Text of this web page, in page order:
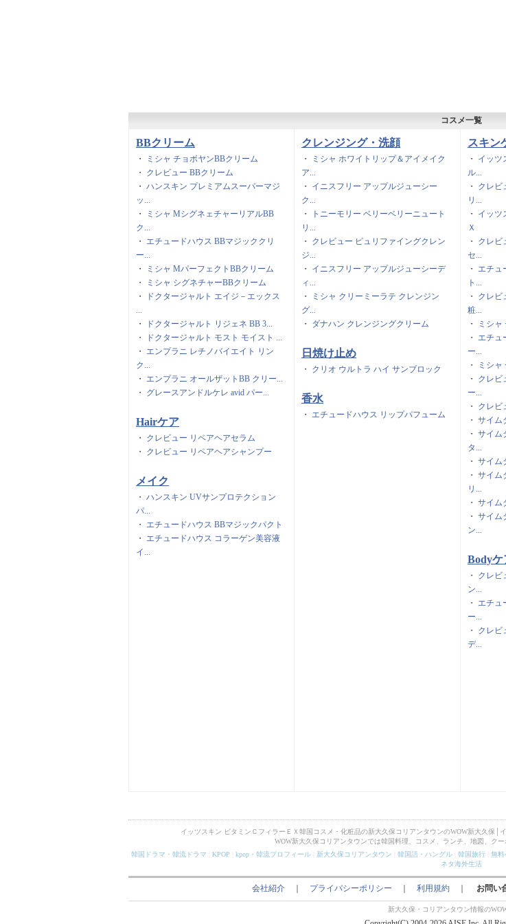
コスメ一覧
BBクリーム
・
ミシャ チョボヤンBBクリーム
・ クレビュー BBクリーム
・ ハンスキン プレミアムスーパーマジ
ッ...
・
ミシャ MシグネェチャーリアルBB
ク...
・ エチュードハウス BBマジッククリ
ー...
・
ミシャ MパーフェクトBBクリーム
・
ミシャ シグネチャーBBクリーム
・
ドクタージャルト エイジ－エックス
...
・
ドクタージャルト リジェネ BB 3...
・
ドクタージャルト モスト モイスト ...
・ エンプラニ レチノバイエイト リン
ク...
・ エンプラニ オールザットBB クリー...
・ グレースアンドルケレ avid パー...
Hairケア
・ クレビュー リペアヘアセラム
・ クレビュー リペアヘアシャンプー
メイク
・ ハンスキン UVサンプロテクション
パ...
・ エチュードハウス BBマジックパクト
・ エチュードハウス コラーゲン美容液
イ...
クレンジング・洗顔
・
ミシャ ホワイトリップ＆アイメイク
ア...
・ イニスフリー アップルジューシー
ク...
・
トニーモリー ベリーベリーニュート
リ...
・ クレビュー ピュリファイングクレン
ジ...
・ イニスフリー アップルジューシーデ
ィ...
・
ミシャ クリーミーラテ クレンジン
グ...
・ ダナハン クレンジングクリーム
日焼け止め
・ クリオ ウルトラ ハイ サンブロック
香水
・ エチュードハウス リップパフューム
スキン
・ イッツ
ル...
・ クレビ
リ...
・ イッツ
Ｘ
・ クレビ
セ...
・ エチュ
ト...
・ クレビ
粧...
・
ミシャ
・ エチュ
ー...
・
ミシャ
・ クレビ
ー...
・ クレビ
・ サイム
・ サイム
タ...
・ サイム
・ サイム
リ...
・ サイム
・ サイム
ン...
Bodyケ
・ クレビ
ン...
・ エチュ
ー...
・ クレビ
デ...
イッツスキン ビタミンＣフィラーＥＸ韓国コスメ・化粧品の新大久保コリアンタウンのWOW新大久保│
WOW新大久保コリアンタウンでは韓国料理、コスメ、ランチ、地図、ク
韓国ドラマ・韓流ドラマ
KPOP kpop・韓流プロフィール 新大久保コリアンタウン 韓国語・ハングル 韓国旅行 無料
ネタ海外生活
会社紹介 プライバシーポリシー 利用規約 お問い
新大久保・コリアンタウン情報の